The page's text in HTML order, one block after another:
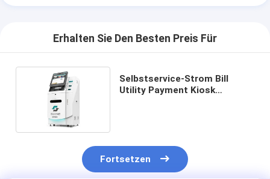
Erhalten Sie Den Besten Preis Für
Selbstservice-Strom Bill
Utility Payment Kiosk
Fortsetzen